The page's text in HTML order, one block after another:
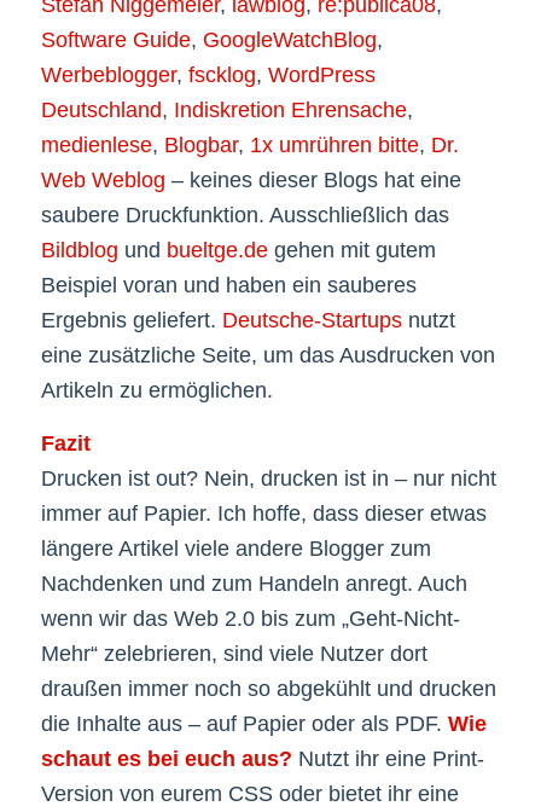
Stefan Niggemeier, lawblog, re:publica08,
Software Guide, GoogleWatchBlog,
Werbeblogger, fscklog, WordPress
Deutschland, Indiskretion Ehrensache,
medienlese, Blogbar, 1x umrühren bitte, Dr.
Web Weblog – keines dieser Blogs hat eine
saubere Druckfunktion. Ausschließlich das
Bildblog und bueltge.degehen mit gutem
Beispiel voran und haben ein sauberes
Ergebnis geliefert. Deutsche-Startupsnutzt
eine zusätzliche Seite, um das Ausdrucken von
Artikeln zu ermöglichen.
Fazit
Drucken ist out? Nein, drucken ist in – nur nicht
immer auf Papier. Ich hoffe, dass dieser etwas
längere Artikel viele andere Blogger zum
Nachdenken und zum Handeln anregt. Auch
wenn wir das Web 2.0 bis zum „Geht-Nicht-
Mehr“ zelebrieren, sind viele Nutzer dort
draußen immer noch so abgekühlt und drucken
die Inhalte aus – auf Papier oder als PDF. Wie
schaut es bei euch aus? Nutzt ihr eine Print-
Version von eurem CSS oder bietet ihr eine